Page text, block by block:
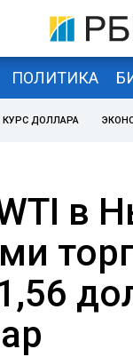
ПОЛИТИКА
КУРС ДОЛЛАРА
в